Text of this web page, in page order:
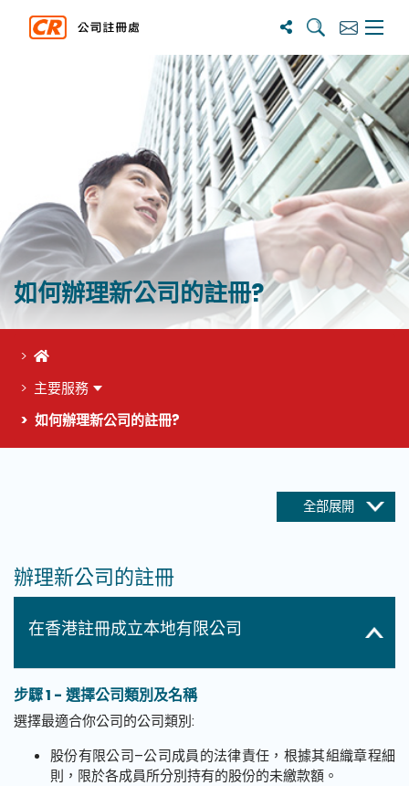
搜寻 订阅主选
如何辦理新公司的註冊?
首頁
主要服務
如何辦理新公司的註冊?
全部展開
辦理新公司的註冊
在香港註冊成立本地有限公司
步驟 1 - 選擇公司類別及名稱
選擇最適合你公司的公司類別:
股份有限公司–公司成員的法律責任，根據其組織章程細
則，限於各成員所分別持有的股份的未繳款額。